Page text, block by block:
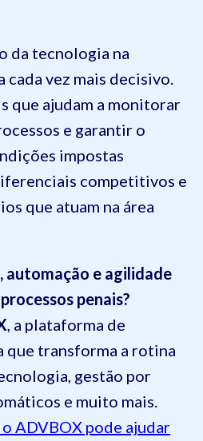
da tecnologia na
cada vez mais decisivo.
que ajudam a monitorar
e garantir o
impostas
competitivos e
que atuam na área
automação e agilidade
penais?
, a plataforma de
transforma a rotina
gestão por
e muito mais.
ADVBOX pode ajudar